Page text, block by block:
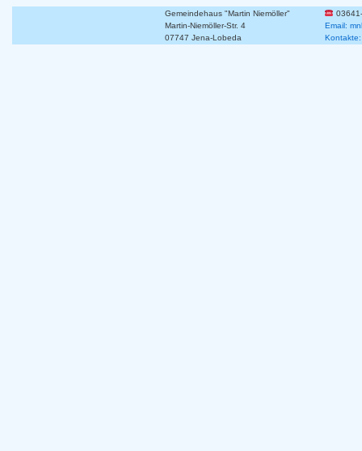
Gemeindehaus "Martin Niemöller"
Martin-Niemöller-Str. 4
Email:
07747 Jena-Lobeda